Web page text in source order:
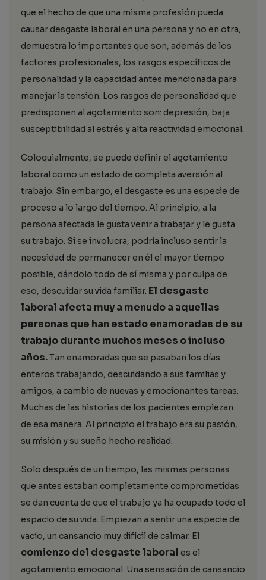
que el hecho de que una misma profesión pueda
causar desgaste laboral en una persona y no en otra,
demuestra lo importantes que son, además de los
factores profesionales, los rasgos específicos de
personalidad y la capacidad antes mencionada para
manejar la tensión. Los rasgos de personalidad que
predisponen al agotamiento son: depresión, baja
susceptibilidad al estrés y alta reactividad emocional.
Coloquialmente, se puede definir el agotamiento
laboral como un estado de completa aversión al
trabajo. Sin embargo, el desgaste es una especie de
proceso a lo largo del tiempo. Al principio, a la
persona afectada le gusta venir a trabajar y le gusta
su trabajo. Si se involucra, podría incluso sentir la
necesidad de permanecer en él el mayor tiempo
posible, dándolo todo de sí misma y por culpa de
eso, descuidar su vida familiar. El desgaste
laboral afecta muy a menudo a aquellas
personas que han estado enamoradas de su
trabajo durante muchos meses o incluso
años.Tan enamoradas que se pasaban los días
enteros trabajando, descuidando a sus familias y
amigos, a cambio de nuevas y emocionantes tareas.
Muchas de las historias de los pacientes empiezan
de esa manera. Al principio el trabajo era su pasión,
su misión y su sueño hecho realidad.
Solo después de un tiempo, las mismas personas
que antes estaban completamente comprometidas
se dan cuenta de que el trabajo ya ha ocupado todo el
espacio de su vida. Empiezan a sentir una especie de
vacío, un cansancio muy difícil de calmar. El
comienzo del desgaste laboral es el
agotamiento emocional. Una sensación de cansancio